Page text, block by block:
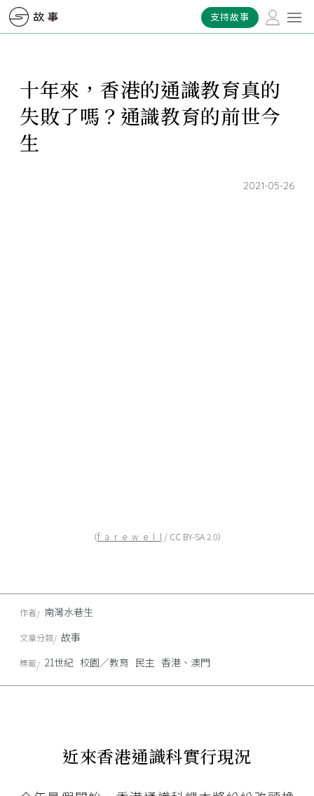
支持故事
十年來，香港的通識教育真的
失敗了嗎？通識教育的前世今
生
2021-05-26
（f_a_r_e_w_e_l_l / CC BY-SA 2.0）
近來香港通識科實行現況
作者 南灣水巷生
文章分類 故事
標籤 21世紀 校園／教育 民主 香港、澳門